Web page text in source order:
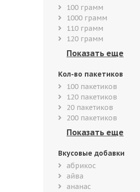
100 грамм
1000 грамм
110 грамм
120 грамм
Кол-во пакетиков
100 пакетиков
120 пакетиков
20 пакетиков
200 пакетиков
Вкусовые добавки
абрикос
айва
ананас